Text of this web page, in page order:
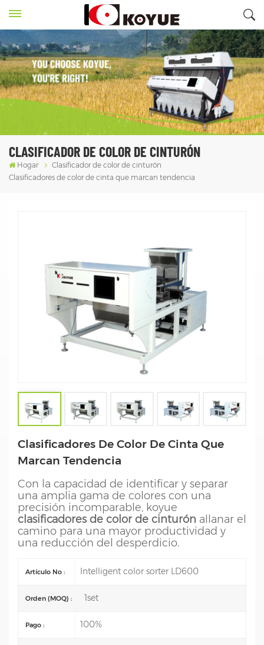
CLASIFICADOR DE COLOR DE CINTURÓN
Hogar
Clasificador de color de cinturón
Clasificadores de color de cinta que marcan tendencia
Clasificadores De Color De Cinta Que
Marcan Tendencia
Con la capacidad de identificar y separar
una amplia gama de colores con una
precisión incomparable, koyue
clasificadores de color de cinturón allanar el
camino para una mayor productividad y
una reducción del desperdicio.
Artículo No : Intelligent color sorter LD600
Orden (MOQ) : 1set
Pago : 100%